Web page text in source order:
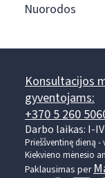
Nuorodos
Konsultacijos
gyventojams:
+370 5 260
Darbo laikas: I-IV
Prieššventinę dieną
Kiekvieno mėnesio
Paklausimas per